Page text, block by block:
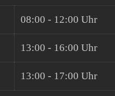
08:00 - 12:00 Uhr
13:00 - 16:00 Uhr
13:00 - 17:00 Uhr